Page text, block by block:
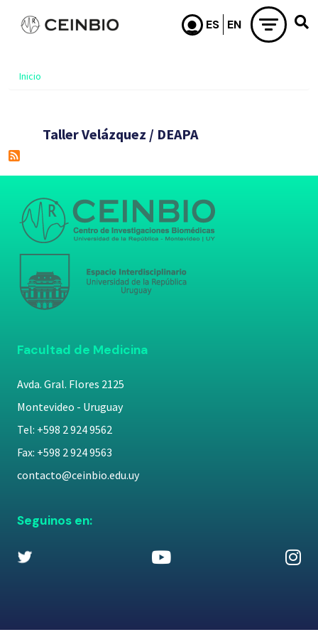
Pasar al contenido principal
Inicio
Taller Velázquez / DEAPA
Facultad de Medicina
Avda. Gral. Flores 2125
Montevideo - Uruguay
Tel: +598 2 924 9562
Fax: +598 2 924 9563
contacto@ceinbio.edu.uy
Seguinos en: